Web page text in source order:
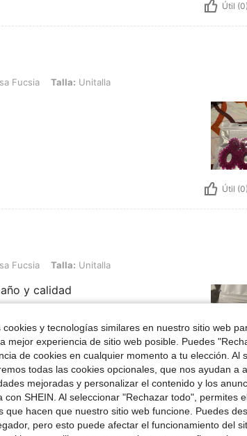
Útil (0)
Talla: Unitalla
Fucsia Talla: Unitalla
Útil (0)
Talla: Unitalla
Fucsia Talla: Unitalla
y calidad
Útil (0)
Reseñas
cookies y tecnologías similares en nuestro sitio web
mejor experiencia de sitio web posible. Puedes
de cookies en cualquier momento a tu elección. Al
todas las cookies opcionales, que nos ayudan a
mejoradas y personalizar el contenido y los
con SHEIN. Al seleccionar "Rechazar todo", permites
que hacen que nuestro sitio web funcione. Puedes
pero esto puede afectar el funcionamiento del